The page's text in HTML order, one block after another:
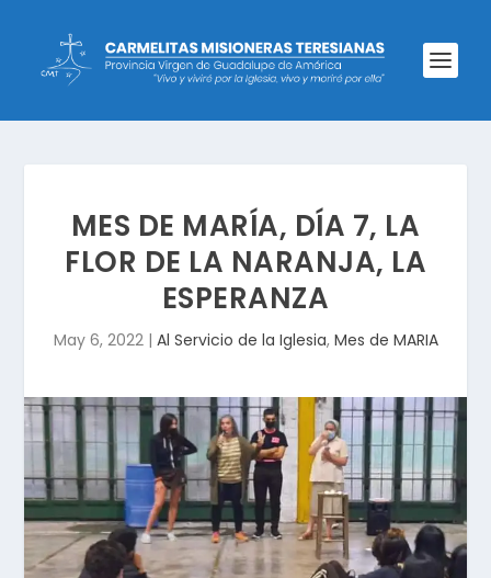
MES DE MARÍA, DÍA 7, LA
FLOR DE LA NARANJA, LA
ESPERANZA
May 6, 2022| Al Servicio de la Iglesia, Mes de MARIA